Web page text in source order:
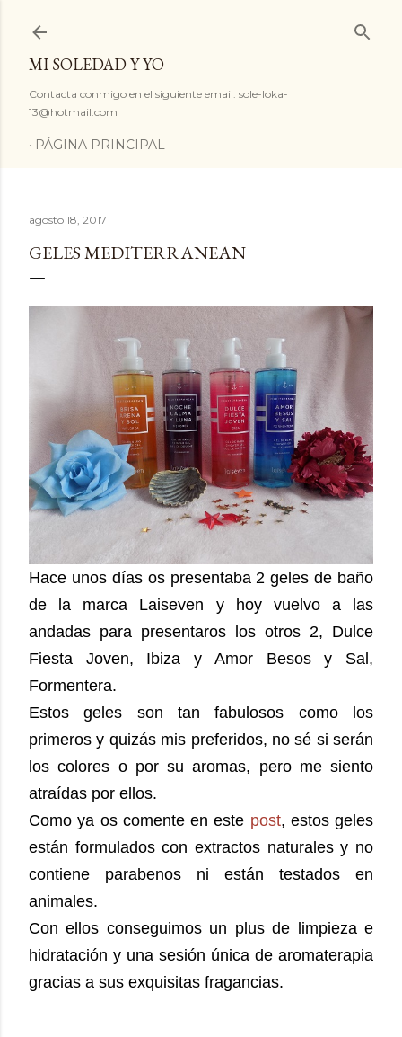
MI SOLEDAD Y YO
Contacta conmigo en el siguiente email: sole-loka-
13@hotmail.com
PÁGINA PRINCIPAL
agosto 18, 2017
GELES MEDITERRANEAN
Hace unos días os presentaba 2 geles de baño
de la marca Laiseven y hoy vuelvo a las
andadas para presentaros los otros 2, Dulce
Fiesta Joven, Ibiza y Amor Besos y Sal,
Formentera.
Estos geles son tan fabulosos como los
primeros y quizás mis preferidos, no sé si serán
los colores o por su aromas, pero me siento
atraídas por ellos.
Como ya os comente en este post, estos geles
están formulados con extractos naturales y no
contiene parabenos ni están testados en
animales.
Con ellos conseguimos un plus de limpieza e
hidratación y una sesión única de aromaterapia
gracias a sus exquisitas fragancias.